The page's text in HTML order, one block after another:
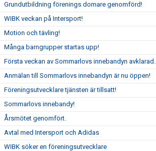
Grundutbildning förenings domare genomförd!
WIBK veckan på Intersport!
Motion och tävling!
Många barngrupper startas upp!
Första veckan av Sommarlovs innebandyn avklarad.
Anmälan till Sommarlovs innebandyn är nu öppen!
Föreningsutvecklare tjänsten är tillsatt!
Sommarlovs innebandy!
Årsmötet genomfört.
Avtal med Intersport och Adidas
WIBK söker en föreningsutvecklare